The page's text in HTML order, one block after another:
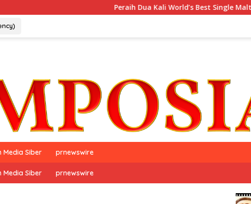
Peraih Dua Kali World’s Best Single Malt, The
Media Siber prnewswire
Media Siber prnewswire